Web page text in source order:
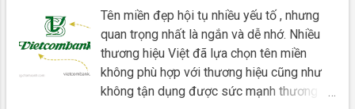
Tên miền đẹp hội tụ nhiều yếu tố , nhưng
quan trọng nhất là ngắn và dễ nhớ. Nhiều
thương hiệu Việt đã lựa chọn tên miền
không phù hợp với thương hiệu cũng như
không tận dụng được sức mạnh thương